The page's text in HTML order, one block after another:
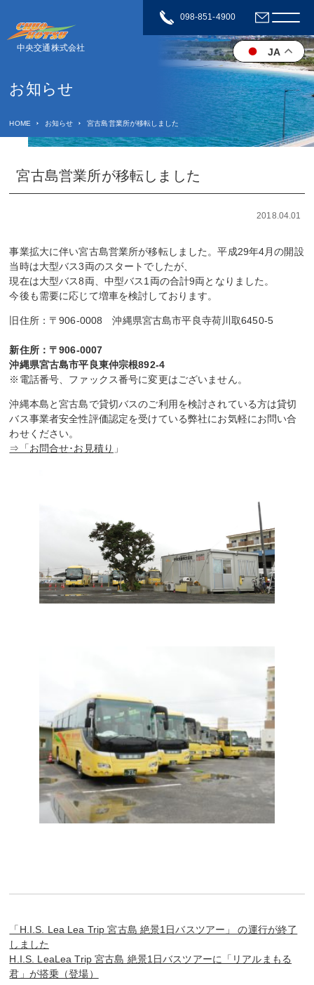
098-851-4900
中央交通株式会社
お知らせ
HOME お知らせ 宮古島営業所が移転しました
宮古島営業所が移転しました
2018.04.01
事業拡大に伴い宮古島営業所が移転しました。平成29年4月の開設
当時は大型バス3両のスタートでしたが、
現在は大型バス8両、中型バス1両の合計9両となりました。
今後も需要に応じて増車を検討しております。
旧住所：〒906-0008 沖縄県宮古島市平良寺荷川取6450-5
新住所：〒906-0007
沖縄県宮古島市平良東仲宗根892-4
※電話番号、ファックス番号に変更はございません。
沖縄本島と宮古島で貸切バスのご利用を検討されている方は貸切
バス事業者安全性評価認定を受けている弊社にお気軽にお問い合
わせください。
⇒「お問合せ･お見積り 」
「H.I.S. Lea Lea Trip 宮古島 絶景1日バスツアー」 の運行が終了
しました
H.I.S. LeaLea Trip 宮古島 絶景1日バスツアーに「リアルまもる
君」が搭乗（登場）
JA